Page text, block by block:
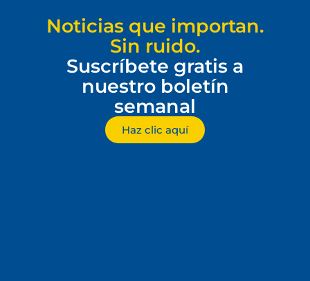
Noticias que importan.
Sin ruido.
Suscríbete gratis a
nuestro boletín
semanal
Haz clic aquí